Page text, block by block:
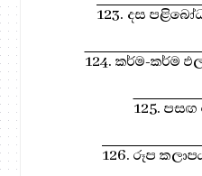
123. දස
124. කර්ම-කර්ම
125.
126. රූප